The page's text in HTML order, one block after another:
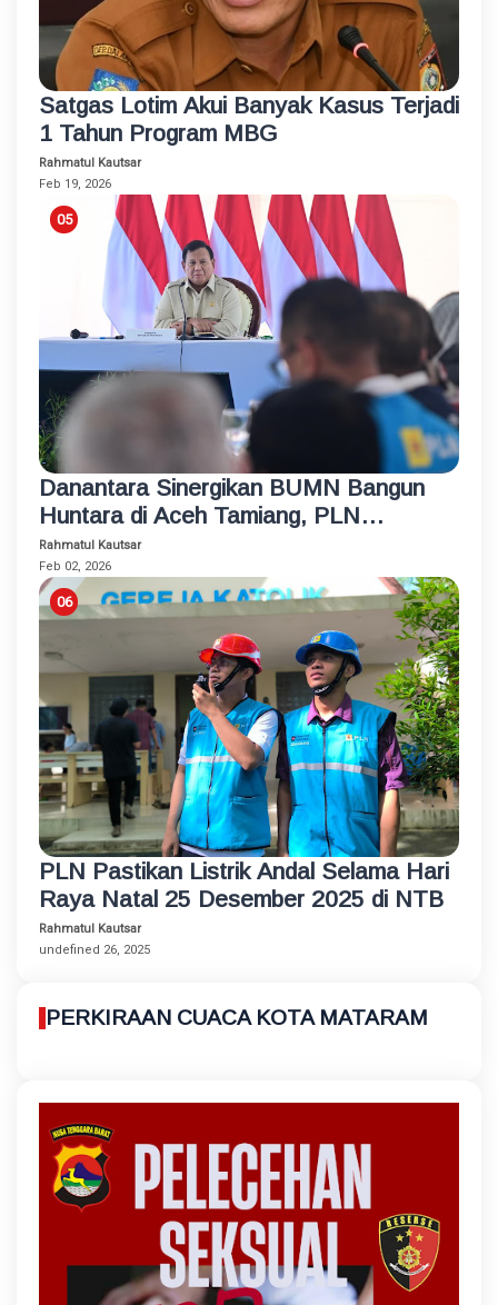
Satgas Lotim Akui Banyak Kasus Terjadi
1 Tahun Program MBG
Rahmatul Kautsar
Feb 19, 2026
Danantara Sinergikan BUMN Bangun
Huntara di Aceh Tamiang, PLN
Sambung Listrik untuk Semua Rumah
dan Fasum
Rahmatul Kautsar
Feb 02, 2026
PLN Pastikan Listrik Andal Selama Hari
Raya Natal 25 Desember 2025 di NTB
Rahmatul Kautsar
undefined 26, 2025
PERKIRAAN CUACA KOTA MATARAM